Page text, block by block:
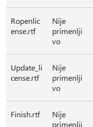
Ropenlic
ense.rtf
Nije
primenlji
vo
Update_li
cense.rtf
Nije
primenlji
vo
Finish.rtf
Nije
primenlji